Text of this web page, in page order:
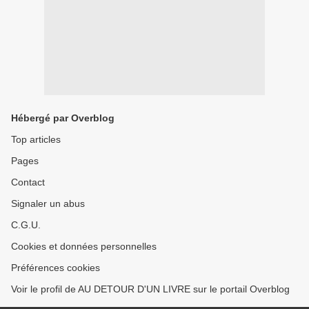
Hébergé par Overblog
Top articles
Pages
Contact
Signaler un abus
C.G.U.
Cookies et données personnelles
Préférences cookies
Voir le profil de AU DETOUR D'UN LIVRE sur le portail Overblog